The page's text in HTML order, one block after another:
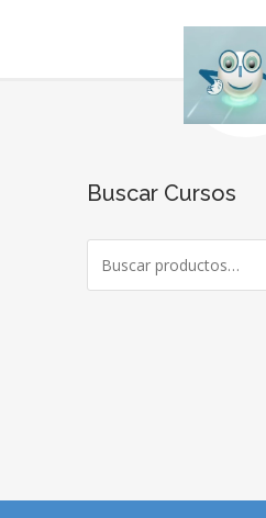
Buscar Cursos